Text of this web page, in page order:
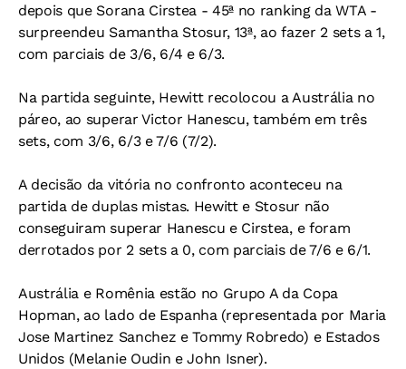
depois que Sorana Cirstea - 45ª no ranking da WTA -
surpreendeu Samantha Stosur, 13ª, ao fazer 2 sets a 1,
com parciais de 3/6, 6/4 e 6/3.
Na partida seguinte, Hewitt recolocou a Austrália no
páreo, ao superar Victor Hanescu, também em três
sets, com 3/6, 6/3 e 7/6 (7/2).
A decisão da vitória no confronto aconteceu na
partida de duplas mistas. Hewitt e Stosur não
conseguiram superar Hanescu e Cirstea, e foram
derrotados por 2 sets a 0, com parciais de 7/6 e 6/1.
Austrália e Romênia estão no Grupo A da Copa
Hopman, ao lado de Espanha (representada por Maria
Jose Martinez Sanchez e Tommy Robredo) e Estados
Unidos (Melanie Oudin e John Isner).